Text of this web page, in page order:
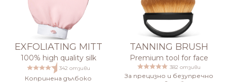
EXFOLIATING MITT
100% high quality silk
342 отзиви
Копринена дълбоко
TANNING BRUSH
Premium tool for face
382 отзиви
За прецизно и безупречно